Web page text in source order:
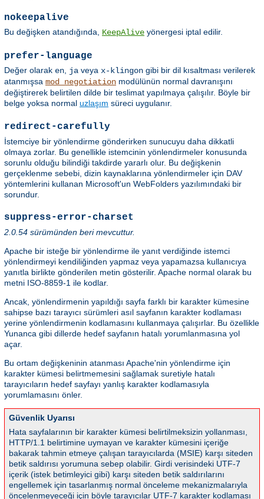
nokeepalive
Bu değişken atandığında, KeepAlive yönergesi iptal edilir.
prefer-language
Değer olarak en, ja veya x-klingon gibi bir dil kısaltması verilerek
atanmışsa mod_negotiation modülünün normal davranışını
değiştirerek belirtilen dilde bir teslimat yapılmaya çalışılır. Böyle bir
belge yoksa normal uzlaşım süreci uygulanır.
redirect-carefully
İstemciye bir yönlendirme gönderirken sunucuyu daha dikkatli
olmaya zorlar. Bu genellikle istemcinin yönlendirmeler konusunda
sorunlu olduğu bilindiği takdirde yararlı olur. Bu değişkenin
gerçeklenme sebebi, dizin kaynaklarına yönlendirmeler için DAV
yöntemlerini kullanan Microsoft'un WebFolders yazılımındaki bir
sorundur.
suppress-error-charset
2.0.54 sürümünden beri mevcuttur.
Apache bir isteğe bir yönlendirme ile yanıt verdiğinde istemci
yönlendirmeyi kendiliğinden yapmaz veya yapamazsa kullanıcıya
yanıtla birlikte gönderilen metin gösterilir. Apache normal olarak bu
metni ISO-8859-1 ile kodlar.
Ancak, yönlendirmenin yapıldığı sayfa farklı bir karakter kümesine
sahipse bazı tarayıcı sürümleri asıl sayfanın karakter kodlaması
yerine yönlendirmenin kodlamasını kullanmaya çalışırlar. Bu özellikle
Yunanca gibi dillerde hedef sayfanın hatalı yorumlanmasına yol
açar.
Bu ortam değişkeninin atanması Apache'nin yönlendirme için
karakter kümesi belirtmemesini sağlamak suretiyle hatalı
tarayıcıların hedef sayfayı yanlış karakter kodlamasıyla
yorumlamasını önler.
Güvenlik Uyarısı
Hata sayfalarının bir karakter kümesi belirtilmeksizin yollanması,
HTTP/1.1 belirtimine uymayan ve karakter kümesini içeriğe
bakarak tahmin etmeye çalışan tarayıcılarda (MSIE) karşı siteden
betik saldırısı yorumuna sebep olabilir. Girdi verisindeki UTF-7
içerik (istek betimleyici gibi) karşı siteden betik saldırılarını
engellemek için tasarlanmış normal önceleme mekanizmalarıyla
öncelenmeyeceği için böyle tarayıcılar UTF-7 karakter kodlaması